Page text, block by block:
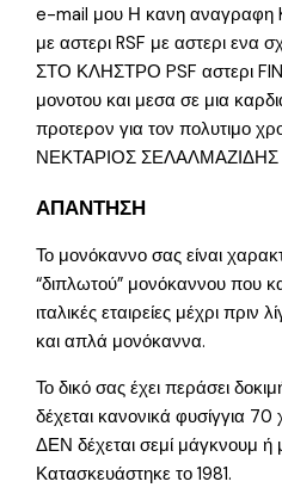
e-mail μου Η κανη αναγραφη
με αστερι RSF με αστερι ενα
ΣΤΟ ΚΛΗΣΤΡΟ PSF αστερι
μονοτου και μεσα σε μια
προτερoν για τον πολυτιμο
ΝΕΚΤΑΡΙΟΣ ΣΕΛΑΛΜΑΖΙΔΗΣ
ΑΠΑΝΤΗΣΗ
Το μονόκαννο σας είναι
“διπλωτού” μονόκαννου που
ιταλικές εταιρείες μέχρι πριν
και απλά μονόκαννα.
Το δικό σας έχει περάσει
δέχεται κανονικά φυσίγγια 70
ΔΕΝ δέχεται σεμί μάγκνουμ ή
Κατασκευάστηκε το 1981.